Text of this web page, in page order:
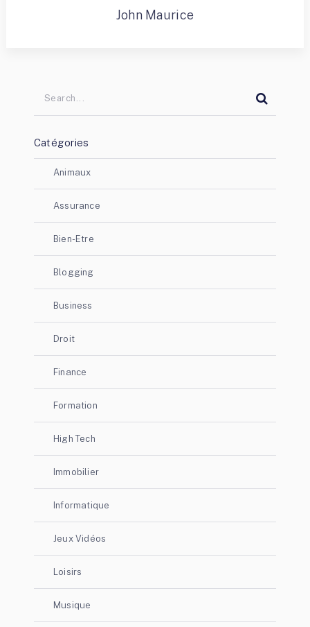
John Maurice
Catégories
Animaux
Assurance
Bien-Etre
Blogging
Business
Droit
Finance
Formation
High Tech
Immobilier
Informatique
Jeux Vidéos
Loisirs
Musique